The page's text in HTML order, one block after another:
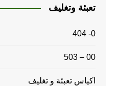
تعبئة وتغليف
0- 404
00 – 503
اكياس تعبئة و تغليف